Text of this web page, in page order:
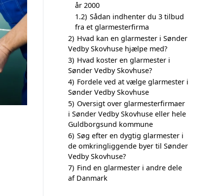
år 2000
1.2) Sådan indhenter du 3 tilbud
fra et glarmesterfirma
2) Hvad kan en glarmester i Sønder
Vedby Skovhuse hjælpe med?
3) Hvad koster en glarmester i
Sønder Vedby Skovhuse?
4) Fordele ved at vælge glarmester i
Sønder Vedby Skovhuse
5) Oversigt over glarmesterfirmaer
i Sønder Vedby Skovhuse eller hele
Guldborgsund kommune
6) Søg efter en dygtig glarmester i
de omkringliggende byer til Sønder
Vedby Skovhuse?
7) Find en glarmester i andre dele
af Danmark